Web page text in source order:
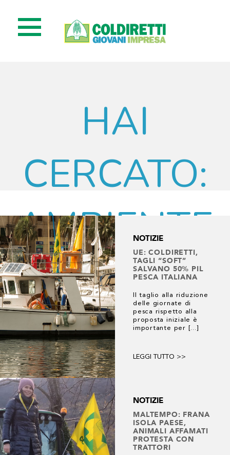
HAI
CERCATO:
AMBIENTE
244 risultati
NOTIZIE
UE: COLDIRETTI,
TAGLI “SOFT”
SALVANO 50% PIL
PESCA ITALIANA
Il taglio alla riduzione
delle giornate di
pesca rispetto alla
proposta iniziale è
importante per [...]
LEGGI TUTTO >>
NOTIZIE
MALTEMPO: FRANA
ISOLA PAESE,
ANIMALI AFFAMATI
PROTESTA CON
TRATTORI